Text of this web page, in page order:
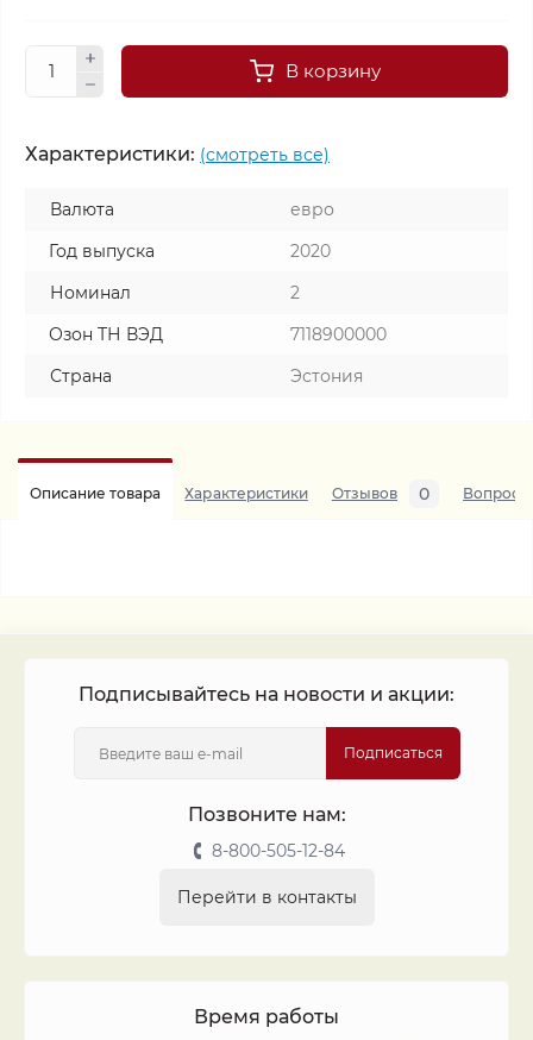
В корзину
Характеристики: (смотреть все)
Валюта
евро
Год выпуска
2020
Номинал
2
Озон ТН ВЭД
7118900000
Страна
Эстония
Описание товара Характеристики Отзывов 0 Вопросы
Подписывайтесь на новости и акции:
Подписаться
Позвоните нам:
8-800-505-12-84
Перейти в контакты
Время работы